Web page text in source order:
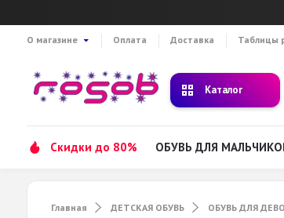
О магазине Оплата Доставка Таблицы
Каталог
Скидки до 80% ОБУВЬ ДЛЯ
Главная ДЕТСКАЯ ОБУВЬ ОБУВЬ ДЛЯ